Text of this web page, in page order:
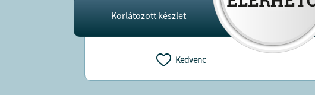
Korlátozott készlet
Kedvenc